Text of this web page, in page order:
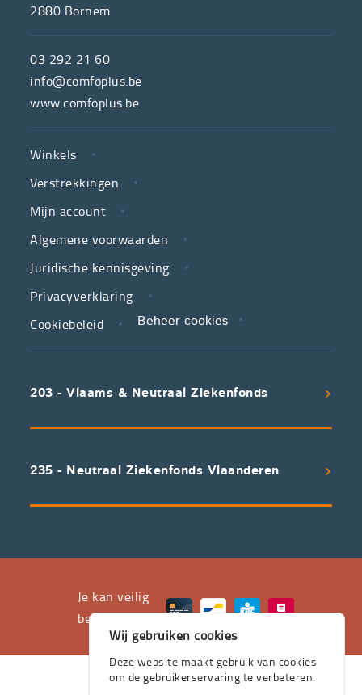
de
hulpmiddelenwinkel
van
neutrale
ziekenfondsen,
is
partner
in
zorg.
We
voorwaarden
uitstekend
waarvan
huis
2880 Bornem
03 292 21 60
info@comfoplus.be
www.comfoplus.be
LINKS
Winkels
Verstrekkingen
Mijn account
Algemene voorwaarden
Juridische kennisgeving
Privacyverklaring
Cookiebeleid
Beheer cookies
203 - Vlaams & Neutraal Ziekenfonds
235 - Neutraal Ziekenfonds Vlaanderen
Je kan veilig
betalen met
Wij gebruiken cookies
Deze website maakt gebruik van cookies
om de gebruikerservaring te verbeteren.